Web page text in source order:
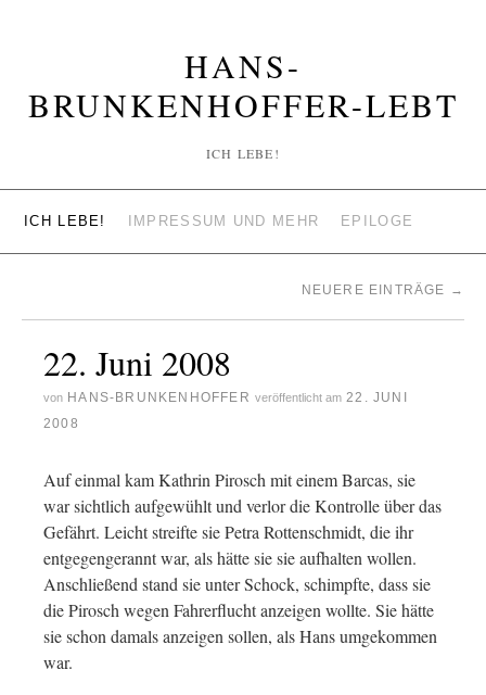
HANS-
BRUNKENHOFFER-LEBT
ICH LEBE!
ICH LEBE! IMPRESSUM UND MEHR EPILOGE
NEUERE EINTRÄGE →
22. Juni 2008
von HANS-BRUNKENHOFFER veröffentlicht am 22. JUNI
2008
Auf einmal kam Kathrin Pirosch mit einem Barcas, sie
war sichtlich aufgewühlt und verlor die Kontrolle über das
Gefährt. Leicht streifte sie Petra Rottenschmidt, die ihr
entgegengerannt war, als hätte sie sie aufhalten wollen.
Anschließend stand sie unter Schock, schimpfte, dass sie
die Pirosch wegen Fahrerflucht anzeigen wollte. Sie hätte
sie schon damals anzeigen sollen, als Hans umgekommen
war.